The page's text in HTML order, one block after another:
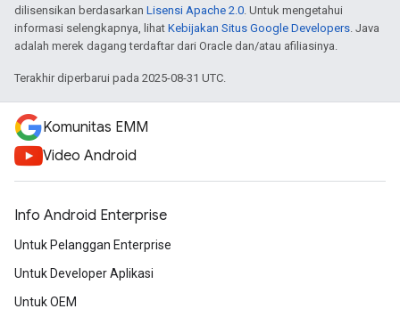
dilisensikan berdasarkan Lisensi Apache 2.0 . Untuk mengetahui
informasi selengkapnya, lihat Kebijakan Situs Google Developers . Java
adalah merek dagang terdaftar dari Oracle dan/atau afiliasinya.
Terakhir diperbarui pada 2025-08-31 UTC.
Komunitas EMM
Video Android
Info Android Enterprise
Untuk Pelanggan Enterprise
Untuk Developer Aplikasi
Untuk OEM